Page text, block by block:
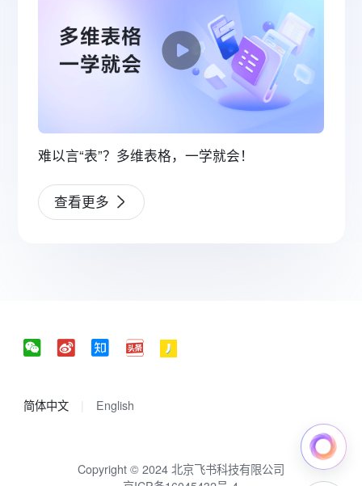
难以言“表”？多维表格，一学就会！
查看更多
简体中文 English
Copyright © 2024 北京飞书科技有限公司